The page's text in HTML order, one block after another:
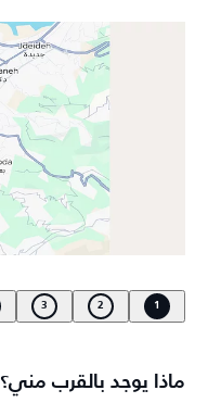
1
2
3
ماذا يوجد بالقرب مني؟